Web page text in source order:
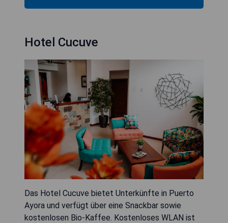
Hotel Cucuve
Das Hotel Cucuve bietet Unterkünfte in Puerto
Ayora und verfügt über eine Snackbar sowie
kostenlosen Bio-Kaffee. Kostenloses WLAN ist